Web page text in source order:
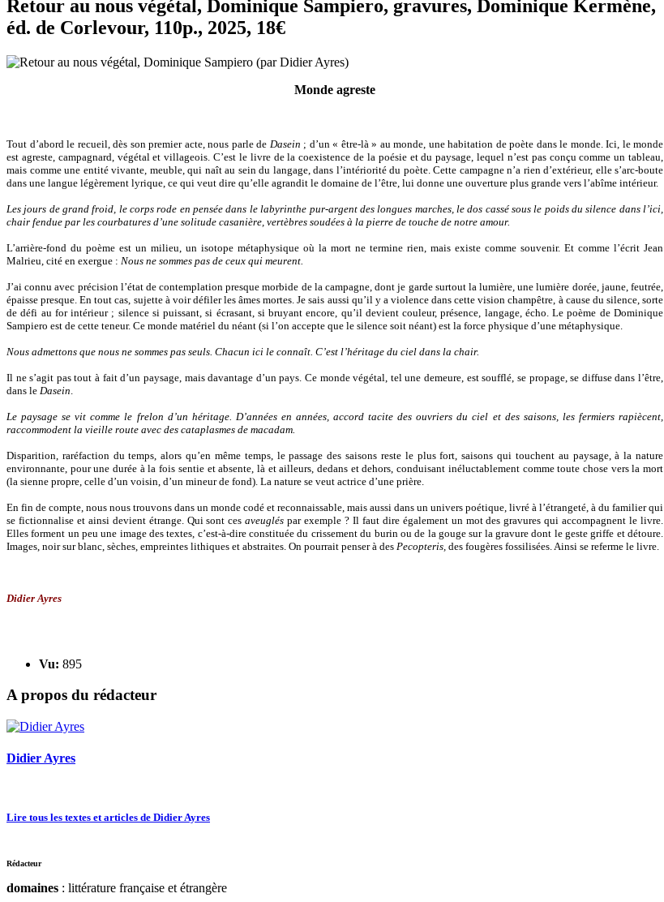
Retour au nous végétal, Dominique Sampiero, gravures, Dominique Kermène,
éd. de Corlevour, 110p., 2025, 18€
Monde agreste
Tout d’abord le recueil, dès son premier acte, nous parle de Dasein ; d’un « être-là » au monde, une habitation de poète dans le monde. Ici, le monde
est agreste, campagnard, végétal et villageois. C’est le livre de la coexistence de la poésie et du paysage, lequel n’est pas conçu comme un tableau,
mais comme une entité vivante, meuble, qui naît au sein du langage, dans l’intériorité du poète. Cette campagne n’a rien d’extérieur, elle s’arc-boute
dans une langue légèrement lyrique, ce qui veut dire qu’elle agrandit le domaine de l’être, lui donne une ouverture plus grande vers l’abîme intérieur.
Les jours de grand froid, le corps rode en pensée dans le labyrinthe pur-argent des longues marches, le dos cassé sous le poids du silence dans l’ici,
chair fendue par les courbatures d’une solitude casanière, vertèbres soudées à la pierre de touche de notre amour.
L’arrière-fond du poème est un milieu, un isotope métaphysique où la mort ne termine rien, mais existe comme souvenir. Et comme l’écrit Jean
Malrieu, cité en exergue : Nous ne sommes pas de ceux qui meurent.
J’ai connu avec précision l’état de contemplation presque morbide de la campagne, dont je garde surtout la lumière, une lumière dorée, jaune, feutrée,
épaisse presque. En tout cas, sujette à voir défiler les âmes mortes. Je sais aussi qu’il y a violence dans cette vision champêtre, à cause du silence, sorte
de défi au for intérieur ; silence si puissant, si écrasant, si bruyant encore, qu’il devient couleur, présence, langage, écho. Le poème de Dominique
Sampiero est de cette teneur. Ce monde matériel du néant (si l’on accepte que le silence soit néant) est la force physique d’une métaphysique.
Nous admettons que nous ne sommes pas seuls. Chacun ici le connaît. C’est l’héritage du ciel dans la chair.
Il ne s’agit pas tout à fait d’un paysage, mais davantage d’un pays. Ce monde végétal, tel une demeure, est soufflé, se propage, se diffuse dans l’être,
dans le Dasein
Le paysage se vit comme le frelon d’un héritage. D’années en années, accord tacite des ouvriers du ciel et des saisons, les fermiers rapiècent,
raccommodent la vieille route avec des cataplasmes de macadam.
Disparition, raréfaction du temps, alors qu’en même temps, le passage des saisons reste le plus fort, saisons qui touchent au paysage, à la nature
environnante, pour une durée à la fois sentie et absente, là et ailleurs, dedans et dehors, conduisant inéluctablement comme toute chose vers la mort
(la sienne propre, celle d’un voisin, d’un mineur de fond). La nature se veut actrice d’une prière.
En fin de compte, nous nous trouvons dans un monde codé et reconnaissable, mais aussi dans un univers poétique, livré à l’étrangeté, à du familier qui
se fictionnalise et ainsi devient étrange. Qui sont cesaveuglés par exemple ? Il faut dire également un mot des gravures qui accompagnent le livre.
Elles forment un peu une image des textes, c’est-à-dire constituée du crissement du burin ou de la gouge sur la gravure dont le geste griffe et détoure.
Images, noir sur blanc, sèches, empreintes lithiques et abstraites. On pourrait penser à des Pecopteris, des fougères fossilisées. Ainsi se referme le livre.
Didier Ayres
Vu: 895
A propos du rédacteur
Didier Ayres
Lire tous les textes et articles de Didier Ayres
Rédacteur
domaines : littérature française et étrangère